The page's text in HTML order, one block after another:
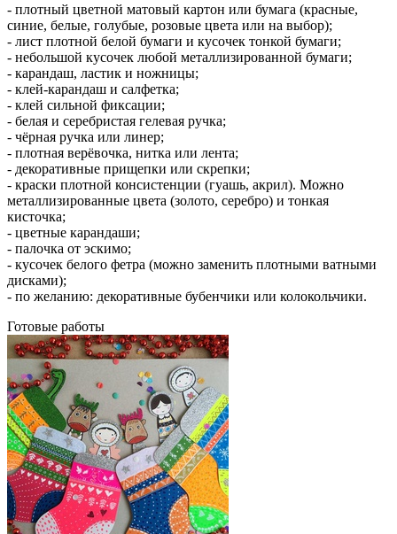
- плотный цветной матовый картон или бумага (красные,
синие, белые, голубые, розовые цвета или на выбор);
- лист плотной белой бумаги и кусочек тонкой бумаги;
- небольшой кусочек любой металлизированной бумаги;
- карандаш, ластик и ножницы;
- клей-карандаш и салфетка;
- клей сильной фиксации;
- белая и серебристая гелевая ручка;
- чёрная ручка или линер;
- плотная верёвочка, нитка или лента;
- декоративные прищепки или скрепки;
- краски плотной консистенции (гуашь, акрил). Можно
металлизированные цвета (золото, серебро) и тонкая
кисточка;
- цветные карандаши;
- палочка от эскимо;
- кусочек белого фетра (можно заменить плотными ватными
дисками);
- по желанию: декоративные бубенчики или колокольчики.
Готовые работы